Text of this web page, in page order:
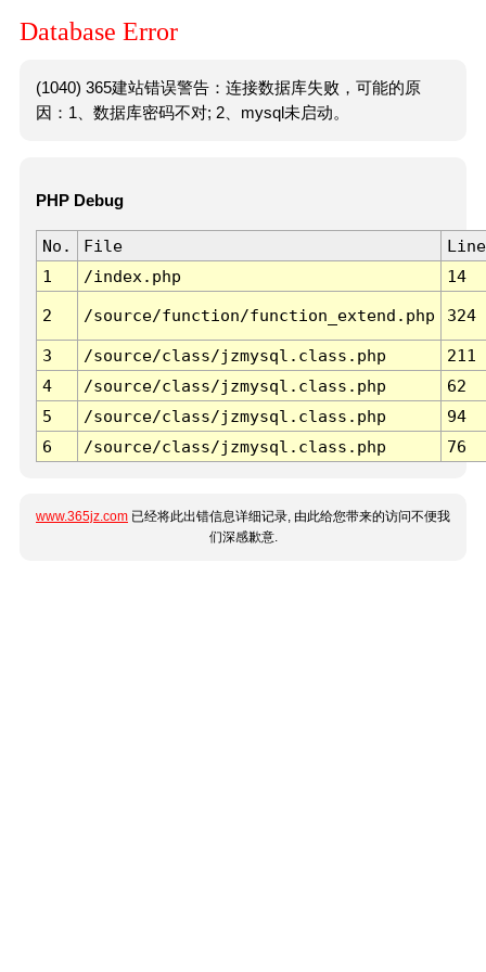
Database Error
(1040) 365建站错误警告：连接数据库失败，可能的原
因：1、数据库密码不对; 2、mysql未启动。
PHP Debug
No. File
Line
1
/index.php 14
2 /source/function/function_extend.php 324
3 /source/class/jzmysql.class.php
211
4
/source/class/jzmysql.class.php
62
5
/source/class/jzmysql.class.php
94
6
/source/class/jzmysql.class.php 76
www.365jz.com 已经将此出错信息详细记录, 由此给您带来的访问不便我
们深感歉意.